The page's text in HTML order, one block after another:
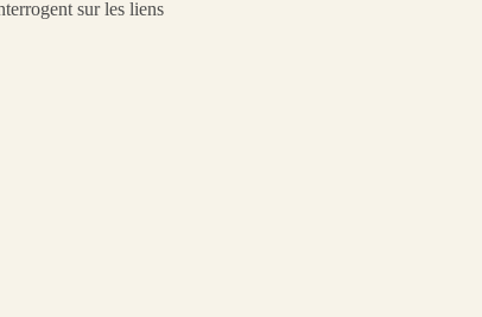
sur les liens